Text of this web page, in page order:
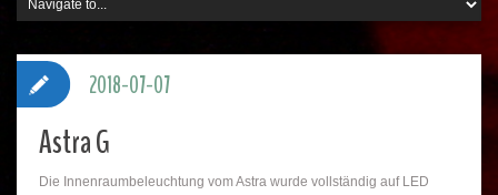
Astra G
Die Innenraumbeleuchtung vom Astra wurde vollständig auf LED
2018-07-07